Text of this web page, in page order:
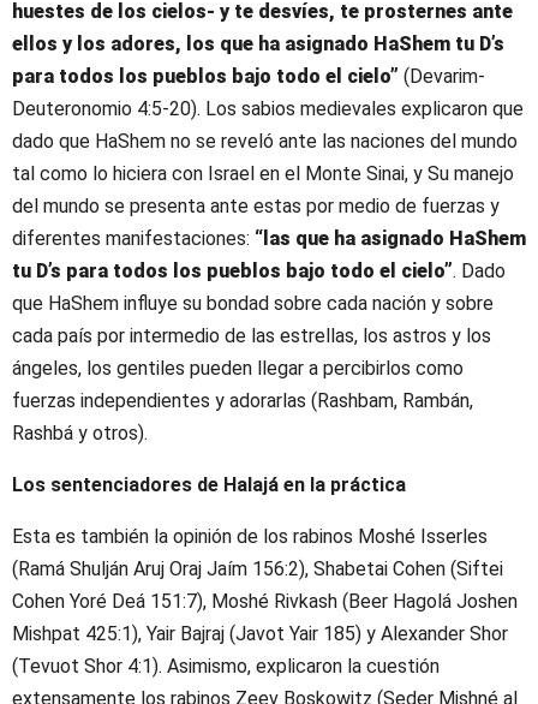
huestes de los cielos- y te desvíes, te prosternes ante
ellos y los adores, los que ha asignado HaShem tu D’s
para todos los pueblos bajo todo el cielo” (Devarim-
Deuteronomio 4:5-20). Los sabios medievales explicaron que
dado que HaShem no se reveló ante las naciones del mundo
tal como lo hiciera con Israel en el Monte Sinai, y Su manejo
del mundo se presenta ante estas por medio de fuerzas y
diferentes manifestaciones: “las que ha asignado HaShem
tu D’s para todos los pueblos bajo todo el cielo”. Dado
que HaShem influye su bondad sobre cada nación y sobre
cada país por intermedio de las estrellas, los astros y los
ángeles, los gentiles pueden llegar a percibirlos como
fuerzas independientes y adorarlas (Rashbam, Rambán,
Rashbá y otros).
Los sentenciadores de Halajá en la práctica
Esta es también la opinión de los rabinos Moshé Isserles
(Ramá Shulján Aruj Oraj Jaím 156:2), Shabetai Cohen (Siftei
Cohen Yoré Deá 151:7), Moshé Rivkash (Beer Hagolá Joshen
Mishpat 425:1), Yair Bajraj (Javot Yair 185) y Alexander Shor
(Tevuot Shor 4:1). Asimismo, explicaron la cuestión
extensamente los rabinos Zeev Boskowitz (Seder Mishné al